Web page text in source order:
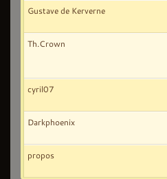
Gustave de Kerverne
Th.Crown
cyril07
Darkphoenix
propos